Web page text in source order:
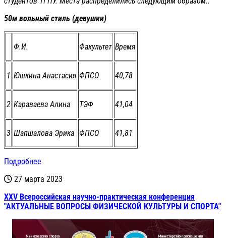
50м вольный стиль (девушки)
Ф.И. Факультет Время
1 Юшкина Анастасия ФПСО 40,78
2 Караваева Алина ТЭФ 41,04
3 Шапшалова Эрика ФПСО 41,81
Подробнее
27 марта 2023
XXV Всероссийская научно-практическая конференция
"АКТУАЛЬНЫЕ ВОПРОСЫ ФИЗИЧЕСКОЙ КУЛЬТУРЫ И СПОРТА"